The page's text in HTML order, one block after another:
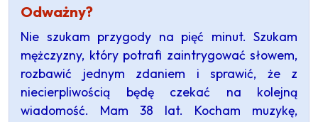
Odważny?
Nie szukam przygody na pięć minut. Szukam
mężczyzny, który potrafi zaintrygować słowem,
rozbawić jednym zdaniem i sprawić, że z
niecierpliwością będę czekać na kolejną
wiadomość. Mam 38 lat. Kocham muzykę,